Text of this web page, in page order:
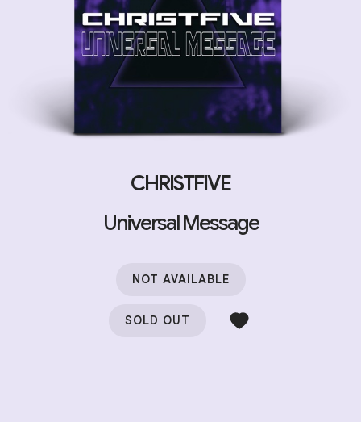
CHRISTFIVE
Universal Message
NOT AVAILABLE
SOLD OUT